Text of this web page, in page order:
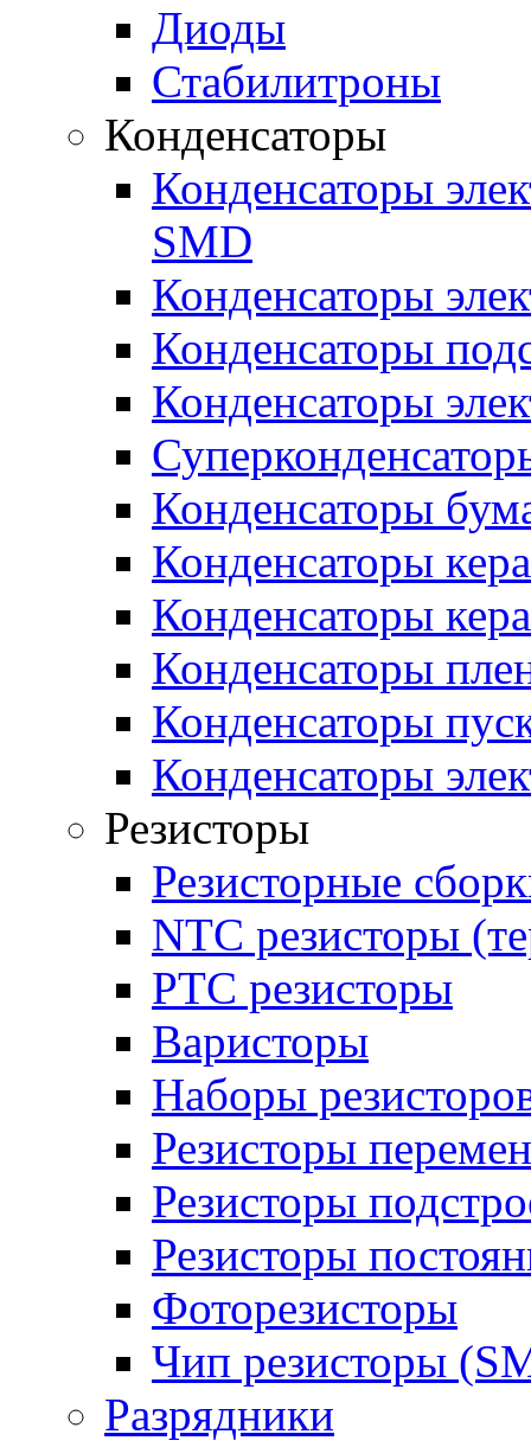
Диоды
Стабилитроны
Конденсаторы
Конденсаторы
SMD
Конденсаторы
Конденсаторы
Конденсаторы
Конденсаторы
Конденсаторы
Конденсаторы
Конденсаторы
Конденсаторы
Конденсаторы
Резисторы
Резисторные
NTC резисторы
PTC резисторы
Варисторы
Наборы
Резисторы
Резисторы
Резисторы
Фоторезисторы
Чип резисторы
Разрядники